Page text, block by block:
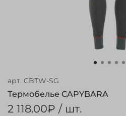
арт. CBTW-SG
Термобелье CAPYBARA
2 118.00₽ / шт.